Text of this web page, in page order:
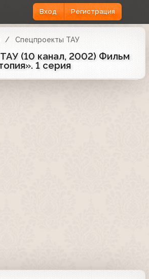
Вход Регистрация
Спецпроекты ТАУ
(10 канал, 2002) Фильм
1 серия